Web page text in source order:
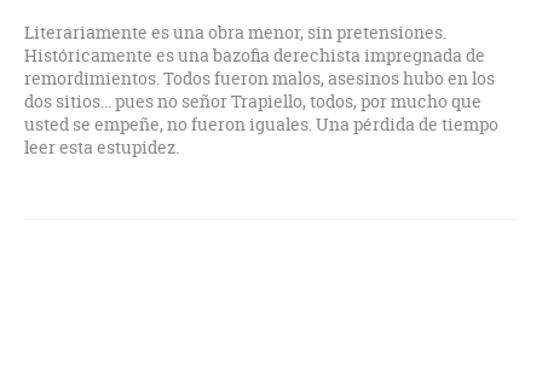
pobremente descrita, hacen que la novela termine por
descender unos cuantos escalones.
Literariamente es una obra menor, sin pretensiones.
Históricamente es una bazofia derechista impregnada de
remordimientos. Todos fueron malos, asesinos hubo en los
dos sitios... pues no señor Trapiello, todos, por mucho que
usted se empeñe, no fueron iguales. Una pérdida de tiempo
leer esta estupidez.